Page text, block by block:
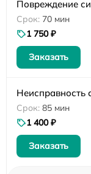
Повреждение
70 мин
1 750 ₽
Заказать
Неисправность
85 мин
1 400 ₽
Заказать